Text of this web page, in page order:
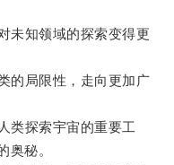
知领域的探索变得更
局限性，走向更加广
探索宇宙的重要工
奥秘。